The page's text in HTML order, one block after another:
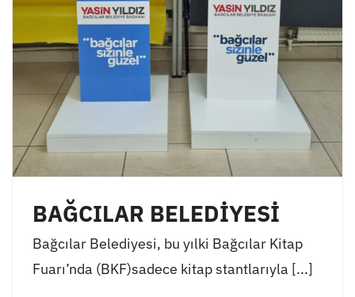
BAĞCILAR BELEDİYESİ
Bağcılar Belediyesi, bu yılki Bağcılar Kitap
Fuarı’nda (BKF)sadece kitap stantlarıyla [...]